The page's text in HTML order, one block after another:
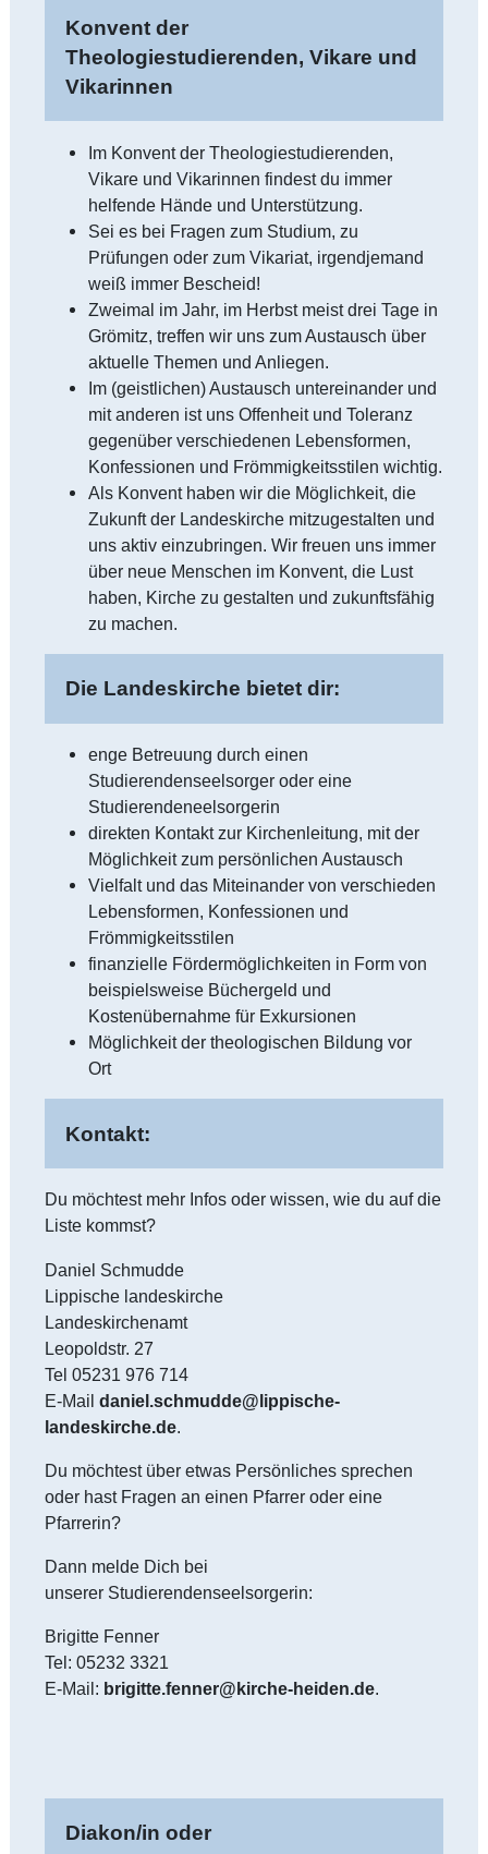
Konvent der
Theologiestudierenden, Vikare und
Vikarinnen
Im Konvent der Theologiestudierenden,
Vikare und Vikarinnen findest du immer
helfende Hände und Unterstützung.
Sei es bei Fragen zum Studium, zu
Prüfungen oder zum Vikariat, irgendjemand
weiß immer Bescheid!
Zweimal im Jahr, im Herbst meist drei Tage in
Grömitz, treffen wir uns zum Austausch über
aktuelle Themen und Anliegen.
Im (geistlichen) Austausch untereinander und
mit anderen ist uns Offenheit und Toleranz
gegenüber verschiedenen Lebensformen,
Konfessionen und Frömmigkeitsstilen wichtig.
Als Konvent haben wir die Möglichkeit, die
Zukunft der Landeskirche mitzugestalten und
uns aktiv einzubringen. Wir freuen uns immer
über neue Menschen im Konvent, die Lust
haben, Kirche zu gestalten und zukunftsfähig
zu machen.
Die Landeskirche bietet dir:
enge Betreuung durch einen
Studierendenseelsorger oder eine
Studierendeneelsorgerin
direkten Kontakt zur Kirchenleitung, mit der
Möglichkeit zum persönlichen Austausch
Vielfalt und das Miteinander von verschieden
Lebensformen, Konfessionen und
Frömmigkeitsstilen
finanzielle Fördermöglichkeiten in Form von
beispielsweise Büchergeld und
Kostenübernahme für Exkursionen
Möglichkeit der theologischen Bildung vor
Ort
Kontakt:
Du möchtest mehr Infos oder wissen, wie du auf die
Liste kommst?
Daniel Schmudde
Lippische landeskirche
Landeskirchenamt
Leopoldstr. 27
Tel 05231 976 714
E-Maildaniel.schmudde@lippische-
landeskirche.de.
Du möchtest über etwas Persönliches sprechen
oder hast Fragen an einen Pfarrer oder eine
Pfarrerin?
Dann melde Dich bei
unserer Studierendenseelsorgerin:
Brigitte Fenner
Tel: 05232 3321
E-Mail: brigitte.fenner@kirche-heiden.de.
Diakon/in oder